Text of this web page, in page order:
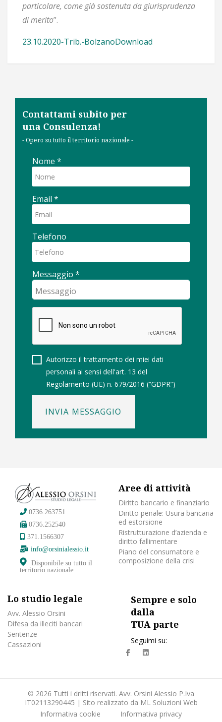
particolare, come già sostenuta da giurisprudenza
di merito”.
23.10.2020-Trib.-BolzanoDownload
Contattami subito per
una Consulenza!
- Opero su tutto il territorio nazionale -
Nome *
Email *
Telefono
Messaggio *
Autorizzo il trattamento dei miei dati
personali ai sensi dell'art. 13 del
Regolamento (UE) n. 679/2016 (“GDPR”)
INVIA MESSAGGIO
0736.263751
0736.252540
371.1566307
info@orsinialessio.it
Disponibile su tutto il
territorio nazionale
Aree di attività
Diritto bancario e finanziario
Diritto penale: Usura bancaria
ed estorsione
Ristrutturazione d’azienda e
diritto fallimentare
Piano del consumatore e
composizione della crisi
Lo studio legale
Avv. Alessio Orsini
Difesa da illeciti bancari
Sentenze
Cassazioni
Sempre e solo
dalla
TUA parte
Seguimi su:
fab
© 2026 Tutti i dritti riservati. Avv. Orsini Alessio P.Iva
IT02113290445 | Sito realizzato da ML Soluzioni Web
Informativa cookie
Informativa privacy